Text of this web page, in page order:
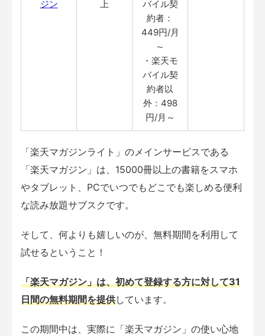
ジン
上
バイル契
約者：
449円/月
～
・楽天モ
バイル契
約者以
外：498
円/月～
「楽天マガジンライト」のメインサービスである
「楽天マガジン」は、15000冊以上の書籍をスマホ
やタブレット、PCでいつでもどこでも楽しめる便利
な読み放題サブスクです。
そして、何よりも嬉しいのが、無料期間を利用して
試せるということ！
「楽天マガジン」は、初めて登録する方に対して31
日間の無料期間を提供しています。
この期間中は、実際に「楽天マガジン」の使い心地